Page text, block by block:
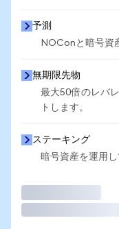
予測
NOConと暗号資
無期限先物
最大50倍のレバ
トします。
ステーキング
暗号資産を運用